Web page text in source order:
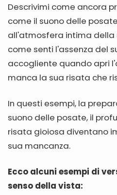
Descrivimi come ancora
come il suono delle
all'atmosfera intima della
come senti l'assenza del
accogliente quando apri
manca la sua risata che
In questi esempi, la
suono delle posate, il
risata gioiosa diventano
sua mancanza.
Ecco alcuni esempi di
senso della vista: